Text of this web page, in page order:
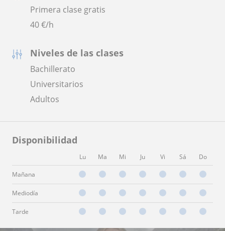
Primera clase gratis
40€/h
Niveles de las clases
Bachillerato
Universitarios
Adultos
Disponibilidad
Lu Ma Mi Ju Vi Sá Do
Mañana
Mediodía
Tarde